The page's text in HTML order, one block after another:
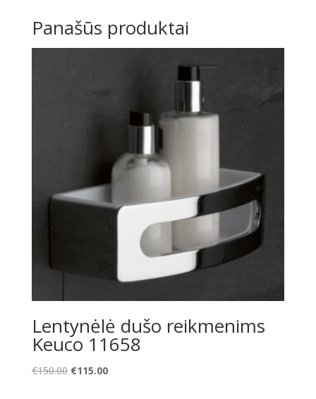
Panašūs produktai
Lentynėlė dušo reikmenims
Keuco 11658
€150.00 Original
€115.00Current